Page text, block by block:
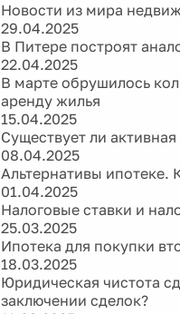
Новости из мира
29.04.2025
В Питере построят
22.04.2025
В марте обрушилось
аренду жилья
15.04.2025
Существует ли
08.04.2025
Альтернативы ипотеке.
01.04.2025
Налоговые ставки и
25.03.2025
Ипотека для покупки
18.03.2025
Юридическая чистота
заключении сделок?